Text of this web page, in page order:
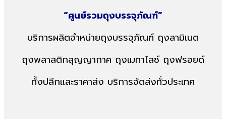
“ศูนย์รวมถุงบรรจุภัณฑ์”
บริการผลิตจำหน่ายถุงบรรจุภัณฑ์ ถุงลามิเนต
ถุงพลาสติกสุญญากาศ ถุงเมทาไลซ์ ถุงฟรอยด์
ทั้งปลีกและราคาส่ง บริการจัดส่งทั่วประเทศ